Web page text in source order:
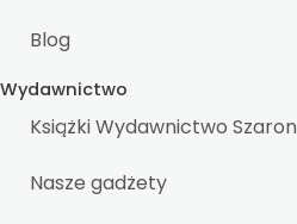
Blog
Wydawnictwo
Książki Wydawnictwo Szaron
Nasze gadżety